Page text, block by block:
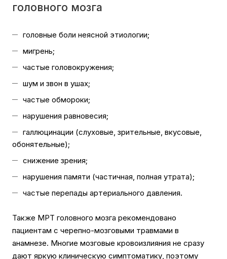
головного мозга
головные боли неясной этиологии;
мигрень;
частые головокружения;
шум и звон в ушах;
частые обмороки;
нарушения равновесия;
галлюцинации (слуховые, зрительные, вкусовые,
обонятельные);
снижение зрения;
нарушения памяти (частичная, полная утрата);
частые перепады артериального давления.
Также МРТ головного мозга рекомендовано
пациентам с черепно-мозговыми травмами в
анамнезе. Многие мозговые кровоизлияния не сразу
дают яркую клиническую симптоматику, поэтому